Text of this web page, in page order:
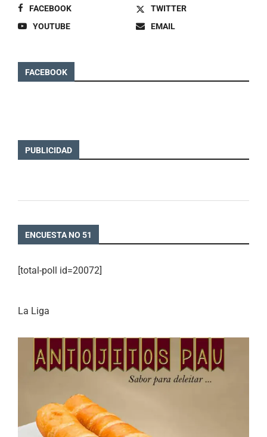
FACEBOOK
TWITTER
YOUTUBE
EMAIL
FACEBOOK
PUBLICIDAD
ENCUESTA NO 51
[total-poll id=20072]
La Liga